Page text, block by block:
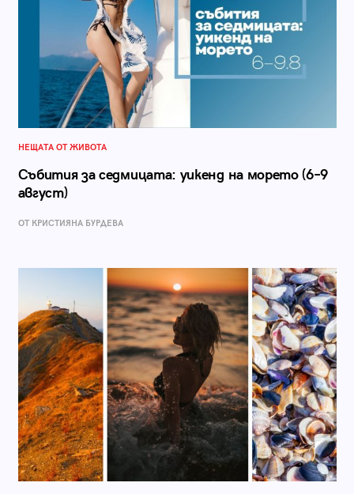
НЕЩАТА ОТ ЖИВОТА
Събития за седмицата: уикенд на морето (6–9
август)
ОТ КРИСТИЯНА БУРДЕВА